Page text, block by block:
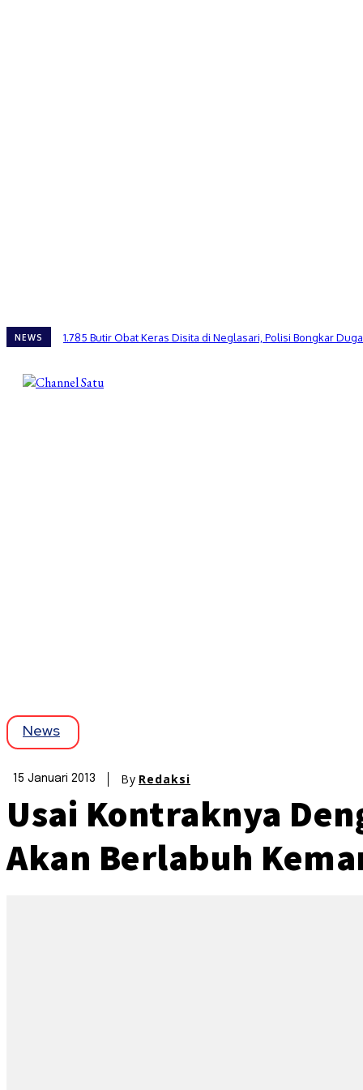
NEWS 1.785 Butir Obat Keras Disita di Neglasari, Polisi Bongkar
News
15 Januari 2013 By Redaksi
Usai Kontraknya
Akan Berlabuh